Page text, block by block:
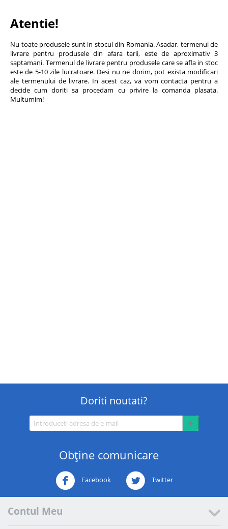
Atentie!
Nu toate produsele sunt in stocul din Romania. Asadar, termenul de
livrare pentru produsele din afara tarii, este de aproximativ 3
saptamani. Termenul de livrare pentru produsele care se afla in stoc
este de 5-10 zile lucratoare. Desi nu ne dorim, pot exista modificari
ale termenului de livrare. In acest caz, va vom contacta pentru a
decide cum doriti sa procedam cu privire la comanda plasata.
Multumim!
Doriti noutati?
Obţine comunicare
Facebook Twitter
Contul Meu